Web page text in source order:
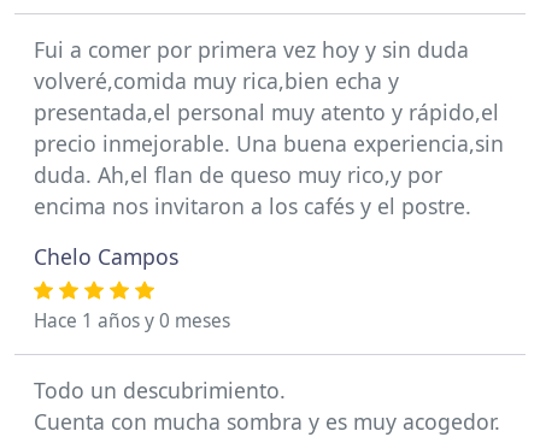
Fui a comer por primera vez hoy y sin duda
volveré,comida muy rica,bien echa y
presentada,el personal muy atento y rápido,el
precio inmejorable. Una buena experiencia,sin
duda. Ah,el flan de queso muy rico,y por
encima nos invitaron a los cafés y el postre.
Chelo Campos
Hace 1 años y 0 meses
Todo un descubrimiento.
Cuenta con mucha sombra y es muy acogedor.